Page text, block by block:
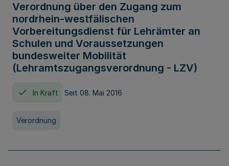
Verordnung über den Zugang zum
nordrhein-westfälischen
Vorbereitungsdienst für Lehrämter an
Schulen und Voraussetzungen
bundesweiter Mobilität
(Lehramtszugangsverordnung - LZV)
In Kraft Seit 08. Mai 2016
Verordnung